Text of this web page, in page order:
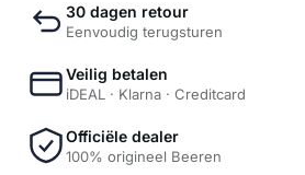
30 dagen retour
Eenvoudig terugsturen
Veilig betalen
iDEAL · Klarna · Creditcard
Officiële dealer
100% origineel Beeren